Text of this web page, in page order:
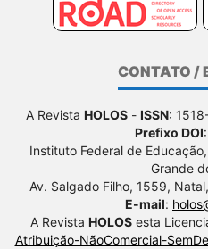
CONTATO /
A Revista HOLOS - ISSN:
Prefixo DOI
Instituto Federal de
Grande
Av. Salgado Filho, 1559,
E-mail:
A Revista HOLOSesta
Atribuição-NãoComercial-